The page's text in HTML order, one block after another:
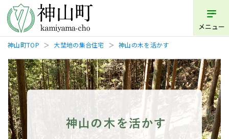
メニュー
神山町TOP 大埜地の集合住宅 神山の木を活かす